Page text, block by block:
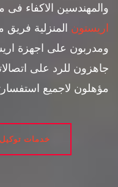
والمهندسين الاكفاء
اريستون المنزلية
ومدربون على اجهزة
جاهزون للرد على
مؤهلون لاجميع
خدمات